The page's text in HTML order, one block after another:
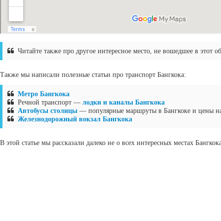
Читайте также про другое интересное место, не вошедшее в
Также мы написали полезные статьи про транспорт Бангкока:
Метро Бангкока
Речной транспорт — лодки и каналы Бангкока
Автобусы столицы — популярные маршруты в Бангкоке и цены
Железнодорожный вокзал Бангкока
В этой статье мы рассказали далеко не о всех интересных местах